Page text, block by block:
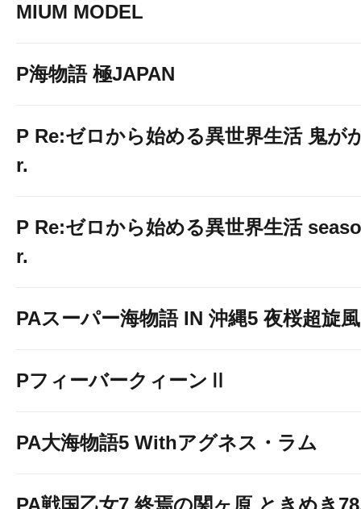
MIUM MODEL
P海物語 極JAPAN
P Re:ゼロから始める異世界生活 鬼が
r.
P Re:ゼロから始める異世界生活
r.
PAスーパー海物語 IN 沖縄5 夜桜超旋
PフィーバークィーンⅡ
PA大海物語5 Withアグネス・ラム
PA戦国乙女7 終焉の関ヶ原 ときめき